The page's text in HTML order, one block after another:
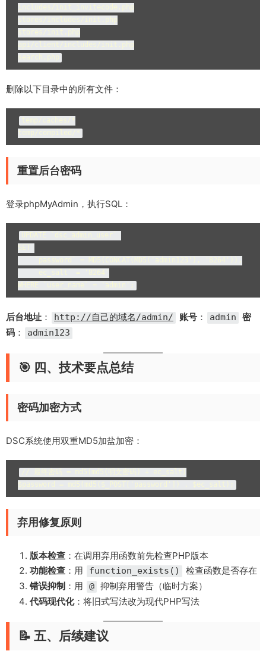
includes/init_invitecode.php
stores/includes/init.php
stores/init.php
api/client/includes/init.php
search.php
删除以下目录中的所有文件：
temp/caches/*
temp/compiled/*
重置后台密码
登录phpMyAdmin，执行SQL：
UPDATE `dsc_admin_user`
SET
    `password` = MD5(CONCAT(MD5('admin123'), '8264')),
    `ec_salt` = '8264'
WHERE `user_name` = 'admin';
后台地址 ： http://自己的域名/admin/ 账号 ： admin
密
码 ： admin123
🎯 四、技术要点总结
密码加密方式
DSC系统使用双重MD5加盐加密：
// 最终密码 = md5(md5(明文密码) + ec_salt)
$password = md5(md5($_POST['password']) . $ec_salt);
弃用修复原则
版本检查 ：在调用弃用函数前先检查PHP版本
功能检查 ：用 function_exists()
检查函数是否存在
错误抑制 ：用 @ 抑制弃用警告（临时方案）
代码现代化：将旧式写法改为现代PHP写法
📝 五、后续建议